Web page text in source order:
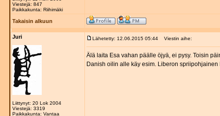
Viestejä: 847
Paikkakunta: Riihimäki
Takaisin alkuun
Juri
Liittynyt: 20 Lok 2004
Viestejä: 3319
Paikkakunta: Vantaa
Lähetetty: 12.06.2015 05:44 Viestin aihe:
Älä laita Esa vahan päälle öjyä, ei pysy. Toisin
Danish oilin alle käy esim. Liberon